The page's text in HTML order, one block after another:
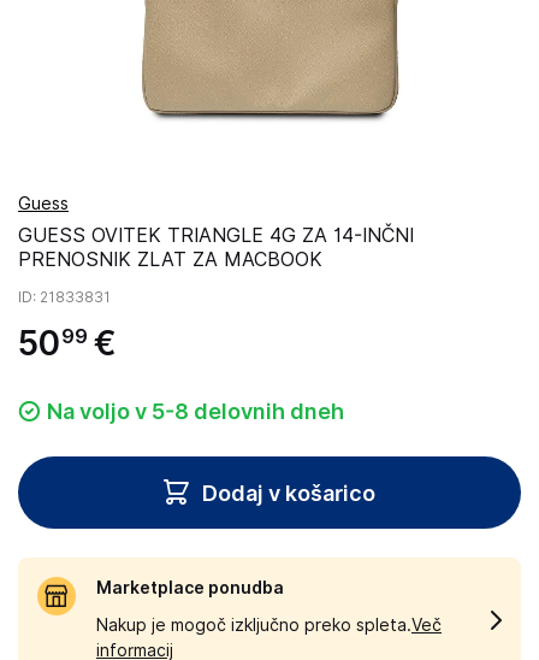
Guess
GUESS OVITEK TRIANGLE 4G ZA 14-INČNI
PRENOSNIK ZLAT ZA MACBOOK
ID: 21833831
5099 €
Na voljo v 5-8 delovnih dneh
Dodaj v košarico
Marketplace ponudba
Nakup je mogoč izključno preko spleta.Več
informacij